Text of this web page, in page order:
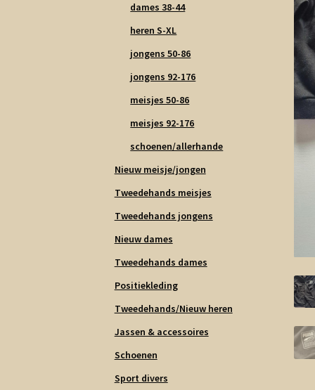
dames 38-44
heren S-XL
jongens 50-86
jongens 92-176
meisjes 50-86
meisjes 92-176
schoenen/allerhande
Nieuw meisje/jongen
Tweedehands meisjes
Tweedehands jongens
Nieuw dames
Tweedehands dames
Positiekleding
Tweedehands/Nieuw heren
Jassen & accessoires
Schoenen
Sport divers